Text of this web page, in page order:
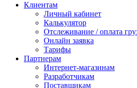
Клиентам
Личный кабинет
Калькулятор
Отслеживание / оплата
Онлайн заявка
Тарифы
Партнерам
Интернет-магазинам
Разработчикам
Поставщикам